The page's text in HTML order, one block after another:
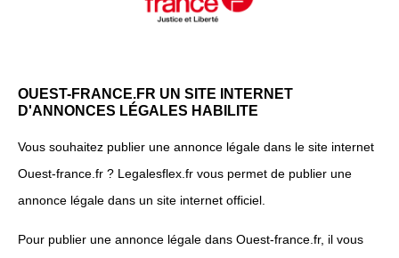
OUEST-FRANCE.FR UN SITE INTERNET
D'ANNONCES LÉGALES HABILITE
Vous souhaitez publier une annonce légale dans le site internet
Ouest-france.fr ? Legalesflex.fr vous permet de publier une
annonce légale dans un site internet officiel.
Pour publier une annonce légale dans Ouest-france.fr, il vous